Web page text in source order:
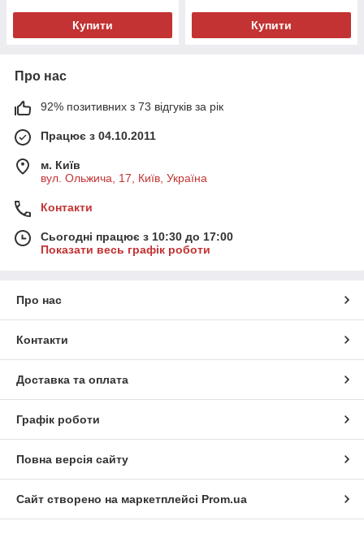
Купити Купити
Про нас
92% позитивних з 73 відгуків за рік
Працює з 04.10.2011
м. Київ
вул. Ольжича, 17, Київ, Україна
Контакти
Сьогодні працює з 10:30 до 17:00
Показати весь графік роботи
Про нас
Контакти
Доставка та оплата
Графік роботи
Повна версія сайту
Сайт створено на маркетплейсі Prom.ua